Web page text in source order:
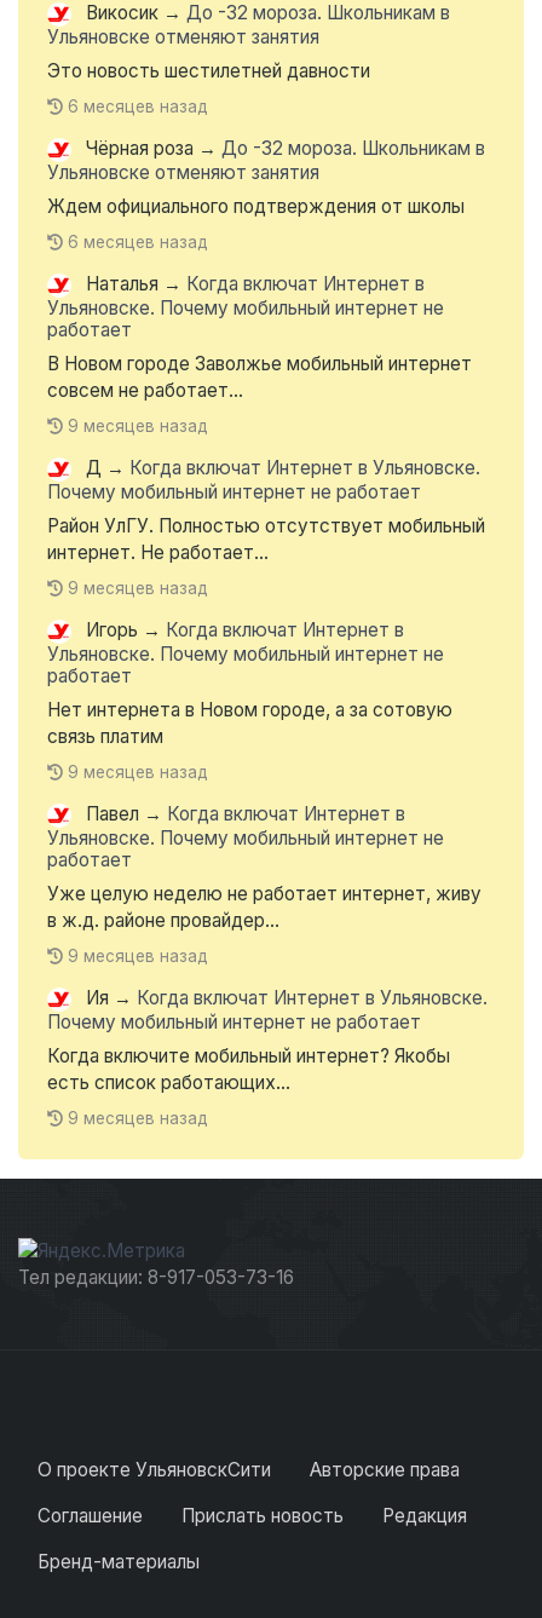
Викосик → До -32 мороза. Школьникам в
Ульяновске отменяют занятия
Это новость шестилетней давности
6 месяцев назад
Чёрная роза → До -32 мороза. Школьникам в
Ульяновске отменяют занятия
Ждем официального подтверждения от школы
6 месяцев назад
Наталья → Когда включат Интернет в
Ульяновске. Почему мобильный интернет не
работает
В Новом городе Заволжье мобильный интернет
совсем не работает...
9 месяцев назад
Д → Когда включат Интернет в Ульяновске.
Почему мобильный интернет не работает
Район УлГУ. Полностью отсутствует мобильный
интернет. Не работает...
9 месяцев назад
Игорь → Когда включат Интернет в
Ульяновске. Почему мобильный интернет не
работает
Нет интернета в Новом городе, а за сотовую
связь платим
9 месяцев назад
Павел → Когда включат Интернет в
Ульяновске. Почему мобильный интернет не
работает
Уже целую неделю не работает интернет, живу
в ж.д. районе провайдер...
9 месяцев назад
Ия → Когда включат Интернет в Ульяновске.
Почему мобильный интернет не работает
Когда включите мобильный интернет? Якобы
есть список работающих...
9 месяцев назад
Тел редакции: 8-917-053-73-16
О проекте УльяновскСити
Авторские права
Соглашение
Прислать новость
Редакция
Бренд-материалы